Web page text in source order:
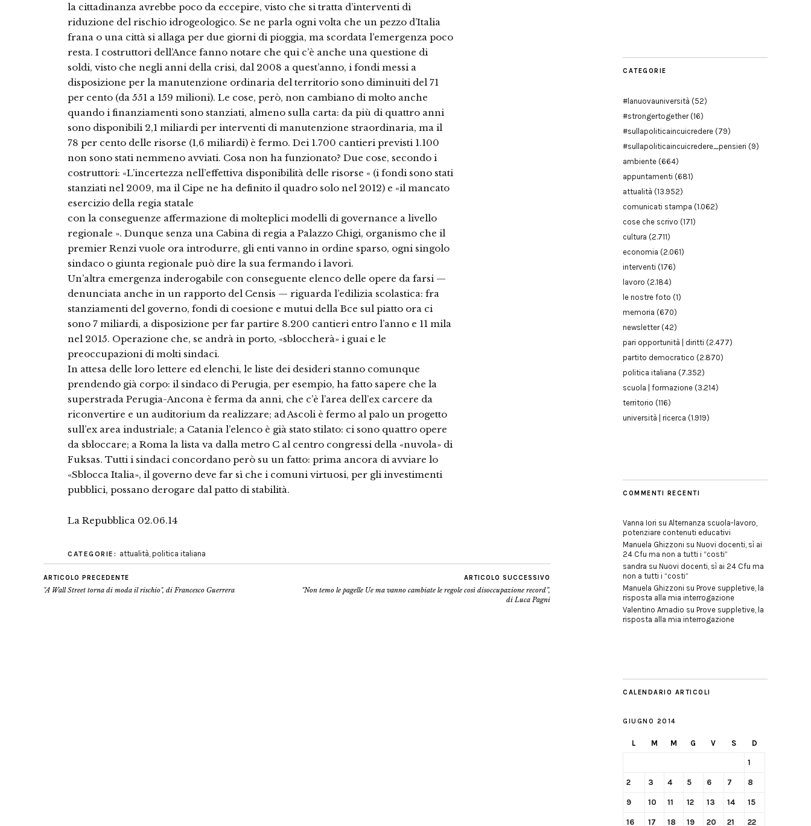
la cittadinanza avrebbe poco da eccepire, visto che si tratta d’interventi di
riduzione del rischio idrogeologico. Se ne parla ogni volta che un pezzo d’Italia
frana o una città si allaga per due giorni di pioggia, ma scordata l’emergenza poco
resta. I costruttori dell’Ance fanno notare che qui c’è anche una questione di
soldi, visto che negli anni della crisi, dal 2008 a quest’anno, i fondi messi a
disposizione per la manutenzione ordinaria del territorio sono diminuiti del 71
per cento (da 551 a 159 milioni). Le cose, però, non cambiano di molto anche
quando i finanziamenti sono stanziati, almeno sulla carta: da più di quattro anni
sono disponibili 2,1 miliardi per interventi di manutenzione straordinaria, ma il
78 per cento delle risorse (1,6 miliardi) è fermo. Dei 1.700 cantieri previsti 1.100
non sono stati nemmeno avviati. Cosa non ha funzionato? Due cose, secondo i
costruttori: «L’incertezza nell’effettiva disponibilità delle risorse « (i fondi sono stati
stanziati nel 2009, ma il Cipe ne ha definito il quadro solo nel 2012) e «il mancato
esercizio della regia statale
con la conseguenze affermazione di molteplici modelli di governance a livello
regionale ». Dunque senza una Cabina di regia a Palazzo Chigi, organismo che il
premier Renzi vuole ora introdurre, gli enti vanno in ordine sparso, ogni singolo
sindaco o giunta regionale può dire la sua fermando i lavori.
Un’altra emergenza inderogabile con conseguente elenco delle opere da farsi —
denunciata anche in un rapporto del Censis — riguarda l’edilizia scolastica: fra
stanziamenti del governo, fondi di coesione e mutui della Bce sul piatto ora ci
sono 7 miliardi, a disposizione per far partire 8.200 cantieri entro l’anno e 11 mila
nel 2015. Operazione che, se andrà in porto, «sbloccherà» i guai e le
preoccupazioni di molti sindaci.
In attesa delle loro lettere ed elenchi, le liste dei desideri stanno comunque
prendendo già corpo: il sindaco di Perugia, per esempio, ha fatto sapere che la
superstrada Perugia-Ancona è ferma da anni, che c’è l’area dell’ex carcere da
riconvertire e un auditorium da realizzare; ad Ascoli è fermo al palo un progetto
sull’ex area industriale; a Catania l’elenco è già stato stilato: ci sono quattro opere
da sbloccare; a Roma la lista va dalla metro C al centro congressi della «nuvola» di
Fuksas. Tutti i sindaci concordano però su un fatto: prima ancora di avviare lo
«Sblocca Italia», il governo deve far sì che i comuni virtuosi, per gli investimenti
pubblici, possano derogare dal patto di stabilità.
La Repubblica 02.06.14
CATEGORIE: attualità, politica italiana
ARTICOLO PRECEDENTE
"A Wall Street torna di moda il rischio", di Francesco Guerrera
ARTICOLO SUCCESSIVO
"Non temo le pagelle Ue ma vanno cambiate le regole così disoccupazione record”,
di Luca Pagni
CATEGORIE
#lanuovauniversità (52)
#strongertogether(16)
#sullapoliticaincuicredere (79)
#sullapoliticaincuicredere_pensieri (9)
ambiente (664)
appuntamenti (681)
attualità (13.952)
comunicati stampa (1.062)
cose che scrivo (171)
cultura (2.711)
economia (2.061)
interventi (176)
lavoro (2.184)
le nostre foto (1)
memoria (670)
newsletter(42)
pari opportunità | diritti (2.477)
partito democratico (2.870)
politica italiana (7.352)
scuola | formazione (3.214)
territorio (116)
università | ricerca (1.919)
COMMENTI RECENTI
Vanna Iori su Alternanza scuola-lavoro,
potenziare contenuti educativi
Manuela Ghizzoni su Nuovi docenti, sì ai
24 Cfu ma non a tutti i “costi”
sandra su Nuovi docenti, sì ai 24 Cfu ma
non a tutti i “costi”
Manuela Ghizzoni su Prove suppletive, la
risposta alla mia interrogazione
Valentino Amadio su Prove suppletive, la
risposta alla mia interrogazione
CALENDARIO ARTICOLI
GIUGNO 2014
L M M G V S D
1
2 3 4 5 6 7 8
9 10 11 12 13 14 15
16 17 18 19 20 21 22